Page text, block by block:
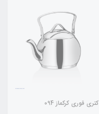
کتری قوری کرکماز 094